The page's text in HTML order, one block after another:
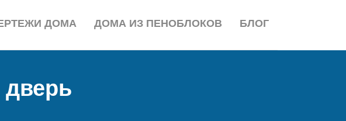
БЛОГ
ДОМА ИЗ ПЕНОБЛОКОВ
ДОМА
дверь